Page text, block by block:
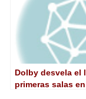
Dolby desvela el
primeras salas